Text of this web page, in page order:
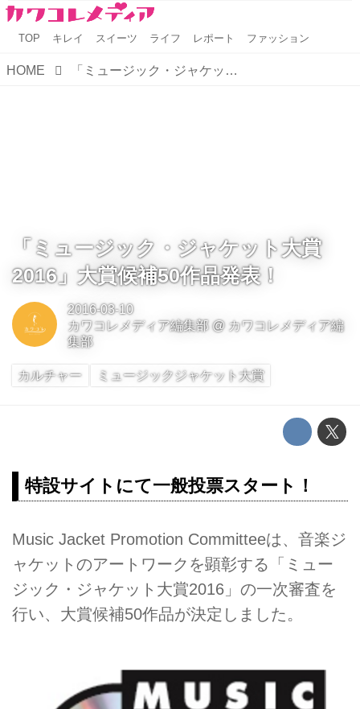
TOP キレイ スイーツ ライフ レポート ファッション
HOME 「ミュージック・ジャケット大賞2016」大賞候補50作品発表！
「ミュージック・ジャケット大賞
2016」大賞候補50作品発表！
2016-03-10
カワコレメディア編集部@ カワコレメディア編
集部
カルチャー ミュージックジャケット大賞
特設サイトにて一般投票スタート！
Music Jacket Promotion Committeeは、音楽ジ
ャケットのアートワークを顕彰する「ミュー
ジック・ジャケット大賞2016」の一次審査を
行い、大賞候補50作品が決定しました。